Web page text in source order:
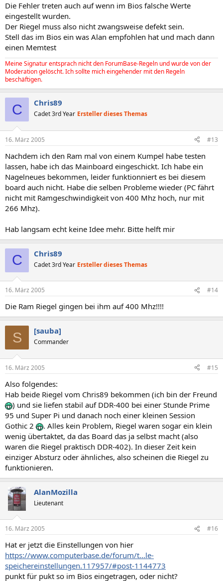
Die Fehler treten auch auf wenn im Bios falsche Werte
eingestellt wurden.
Der Riegel muss also nicht zwangsweise defekt sein.
Stell das im Bios ein was Alan empfohlen hat und mach dann
einen Memtest
Meine Signatur entsprach nicht den ForumBase-Regeln und wurde von der
Moderation gelöscht. Ich sollte mich eingehender mit den Regeln
beschäftigen.
C Chris89
Cadet 3rd Year Ersteller dieses Themas
16. März 2005 #13
Nachdem ich den Ram mal von einem Kumpel habe testen
lassen, habe ich das Mainboard eingeschickt. Ich habe ein
Nagelneues bekommen, leider funktionniert es bei diesem
board auch nicht. Habe die selben Probleme wieder (PC fährt
nicht mit Ramgeschwindigkeit von 400 Mhz hoch, nur mit
266 Mhz).
Hab langsam echt keine Idee mehr. Bitte helft mir
C Chris89
Cadet 3rd Year Ersteller dieses Themas
16. März 2005 #14
Die Ram Riegel gingen bei ihm auf 400 Mhz!!!!
S [sauba]
Commander
16. März 2005 #15
Also folgendes:
Hab beide Riegel vom Chris89 bekommen (ich bin der Freund
) und sie liefen stabil auf DDR-400 bei einer Stunde Prime
95 und Super Pi und danach noch einer kleinen Session
Gothic 2
. Alles kein Problem, Riegel waren sogar ein klein
wenig übertaktet, da das Board das ja selbst macht (also
waren die Riegel praktisch DDR-402). In dieser Zeit kein
einziger Absturz oder ähnliches, also scheinen die Riegel zu
funktionieren.
AlanMozilla
Lieutenant
16. März 2005 #16
Hat er jetzt die Einstellungen von hier
https://www.computerbase.de/forum/t...le-
speichereinstellungen.117957/#post-1144773
punkt für pukt so im Bios eingetragen, oder nicht?